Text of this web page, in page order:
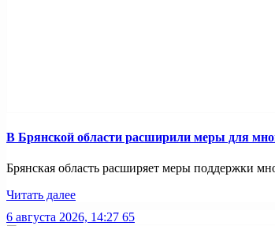
В Брянской области расширили меры для
Брянская область расширяет меры поддержки
Читать далее
6 августа 2026, 14:27 65